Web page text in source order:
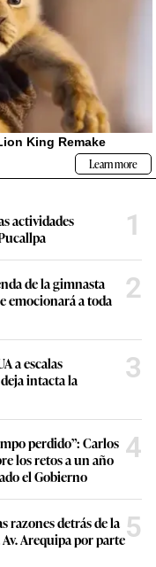
actividades
1
de la gimnasta
emocionará a toda
2
a escalas
intacta la
3
perdido”: Carlos
los retos a un año
el Gobierno
4
razones detrás de la
Arequipa por parte5